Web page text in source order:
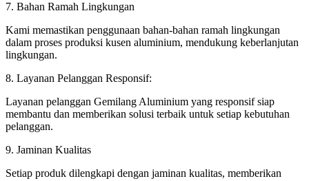
7. Bahan Ramah Lingkungan
Kami memastikan penggunaan bahan-bahan ramah lingkungan
dalam proses produksi kusen aluminium, mendukung keberlanjutan
lingkungan.
8. Layanan Pelanggan Responsif:
Layanan pelanggan Gemilang Aluminium yang responsif siap
membantu dan memberikan solusi terbaik untuk setiap kebutuhan
pelanggan.
9. Jaminan Kualitas
Setiap produk dilengkapi dengan jaminan kualitas, memberikan